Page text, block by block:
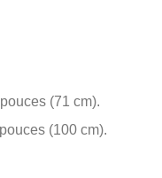
(71 cm).
(100 cm).